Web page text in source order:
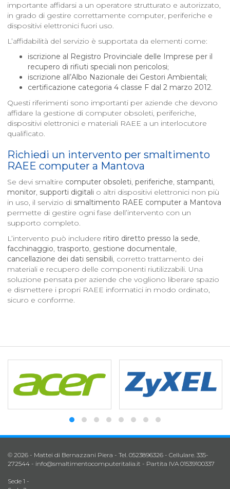
importante affidarsi a un operatore strutturato e autorizzato,
in grado di gestire correttamente computer, periferiche e
dispositivi elettronici fuori uso.
L’affidabilità del servizio è supportata da elementi come:
iscrizione al Registro Provinciale delle Imprese per il
recupero di rifiuti speciali non pericolosi;
iscrizione all’Albo Nazionale dei Gestori Ambientali;
certificazione categoria 4 classe F dal 2 marzo 2012.
Questi riferimenti sono importanti per aziende che devono
affidare la gestione di computer obsoleti, periferiche,
dispositivi elettronici e materiali RAEE a un interlocutore
qualificato.
Richiedi un intervento per smaltimento
RAEE computer a Mantova
Se devi smaltire computer obsoleti, periferiche, stampanti,
monitor, supporti digitali o altri dispositivi elettronici non più
in uso, il servizio di smaltimento RAEE computer a Mantova
permette di gestire ogni fase dell’intervento con un
supporto completo.
L’intervento può includere ritiro diretto presso la sede,
facchinaggio, trasporto, gestione documentale,
cancellazione dei dati sensibili, corretto trattamento dei
materiali e recupero delle componenti riutilizzabili. Una
soluzione pensata per aziende che vogliono liberare spazio
e dismettere i propri RAEE informatici in modo ordinato,
sicuro e conforme.
© 2026 - Mattei di Bernazzani Piera - Tel. 0523896326 - Cellulare. 335-
272544 - info@smaltimentocomputeritalia.it - Partita IVA 01539100337
Sede 1 -